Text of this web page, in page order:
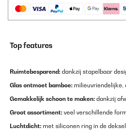
Top features
Ruimtebesparend: dankzij stapelbaar
Glas ontmoet bamboe: milieuvriendelijke,
Gemakkelijk schoon te maken: dankzij
Groot assortiment: veel verschillende
Luchtdicht: met siliconen ring in de deksel